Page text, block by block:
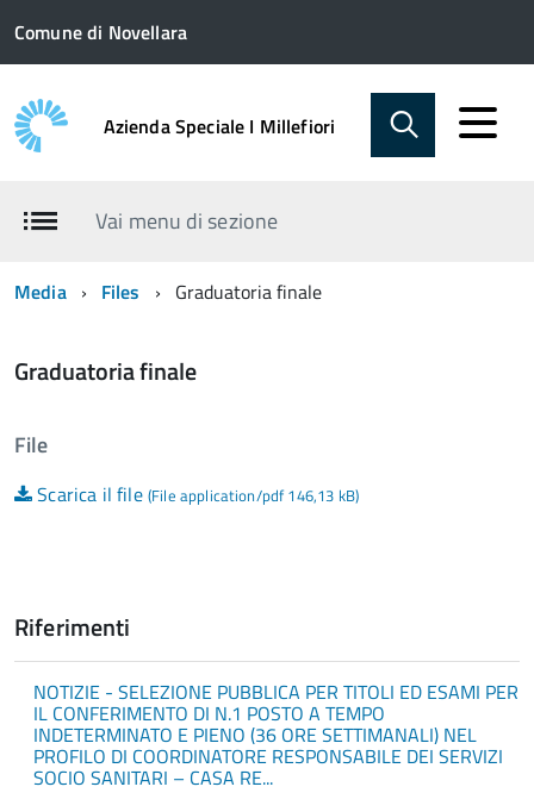
Comune di Novellara
Azienda Speciale I Millefiori
Vai menu di sezione
Media Files Graduatoria finale
Graduatoria finale
File
Scarica il file (File application/pdf 146,13 kB)
Riferimenti
NOTIZIE - SELEZIONE PUBBLICA PER TITOLI ED ESAMI PER
IL CONFERIMENTO DI N.1 POSTO A TEMPO
INDETERMINATO E PIENO (36 ORE SETTIMANALI) NEL
PROFILO DI COORDINATORE RESPONSABILE DEI SERVIZI
SOCIO SANITARI – CASA RE...